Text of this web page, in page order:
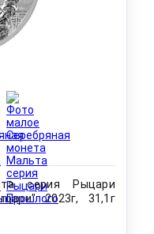
серия Рыцари
2023г, 31,1г